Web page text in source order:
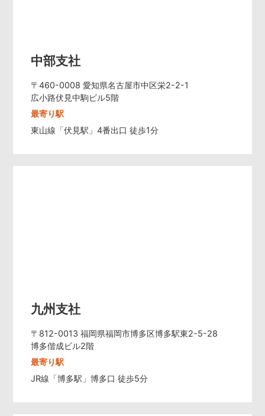
中部支社
〒460-0008 愛知県名古屋市中区栄2-2-1
広小路伏見中駒ビル5階
最寄り駅
東山線「伏見駅」4番出口 徒歩1分
九州支社
〒812-0013 福岡県福岡市博多区博多駅東2-5-28
博多偕成ビル2階
最寄り駅
JR線「博多駅」博多口 徒歩5分